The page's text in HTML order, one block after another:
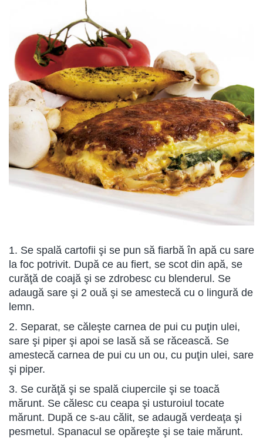
1. Se spală cartofii şi se pun să fiarbă în apă cu sare
la foc potrivit. După ce au fiert, se scot din apă, se
curăţă de coajă şi se zdrobesc cu blenderul. Se
adaugă sare şi 2 ouă şi se amestecă cu o lingură de
lemn.
2. Separat, se căleşte carnea de pui cu puţin ulei,
sare şi piper şi apoi se lasă să se răcească. Se
amestecă carnea de pui cu un ou, cu puţin ulei, sare
şi piper.
3. Se curăţă şi se spală ciupercile şi se toacă
mărunt. Se călesc cu ceapa şi usturoiul tocate
mărunt. După ce s-au călit, se adaugă verdeaţa şi
pesmetul. Spanacul se opăreşte şi se taie mărunt.